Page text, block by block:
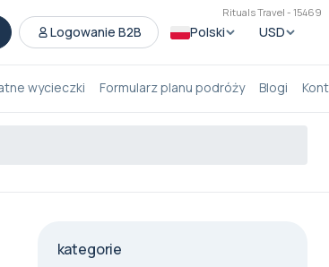
Rituals Travel - 15469
Logowanie B2B Polski USD
wycieczki Formularz planu podróży Blogi
kategorie